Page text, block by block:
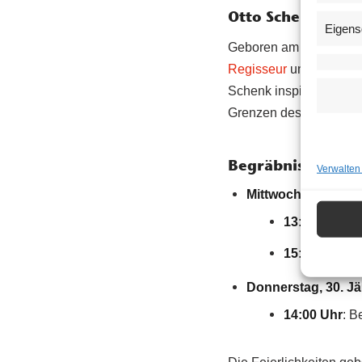
Otto Schenk: Ein
Geboren am 12. Juni
Regisseur und
Schenk inspirierte mit
Grenzen des Theaters
Begräbnis Termin
Mittwoch, 29.
13:00 Uhr
15:00 Uhr :
Donnerstag, 30.
14:00 Uhr: